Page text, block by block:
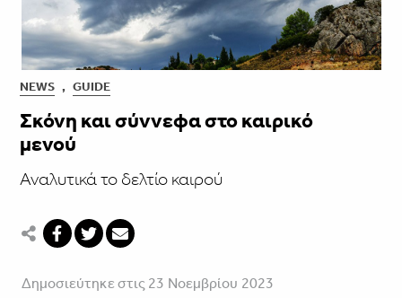
NEWS , GUIDE
Σκόνη και σύννεφα στο καιρικό
μενού
Αναλυτικά το δελτίο καιρού
Δημοσιεύτηκε στις 23 Νοεμβρίου 2023